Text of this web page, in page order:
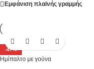
Εμφάνιση πλαϊνής γραμμής
-47%
Ημίπαλτο με γούνα